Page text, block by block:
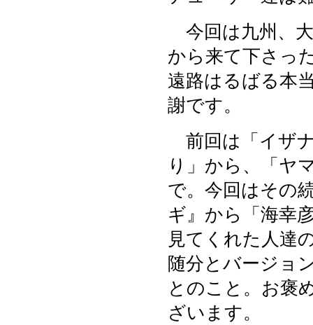
今回は九州、
から来て下さっ
遠路はるばる本
謝です。
前回は「イザ
り」から、「ヤ
で。今回はその
ギ』から「海幸
見てくれた人達
随分とバージョ
とのこと。お褒
ざいます。